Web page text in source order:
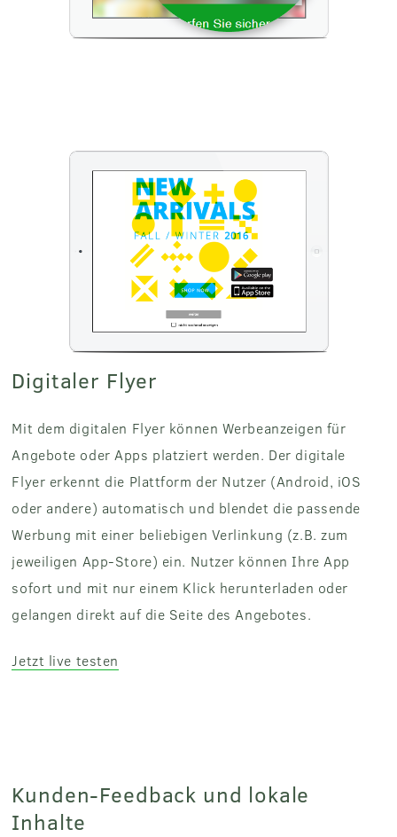
Digitaler Flyer
Mit dem digitalen Flyer können Werbeanzeigen für
Angebote oder Apps platziert werden. Der digitale
Flyer erkennt die Plattform der Nutzer (Android, iOS
oder andere) automatisch und blendet die passende
Werbung mit einer beliebigen Verlinkung (z.B. zum
jeweiligen App-Store) ein. Nutzer können Ihre App
sofort und mit nur einem Klick herunterladen oder
gelangen direkt auf die Seite des Angebotes.
Jetzt live testen
Kunden-Feedback und lokale
Inhalte